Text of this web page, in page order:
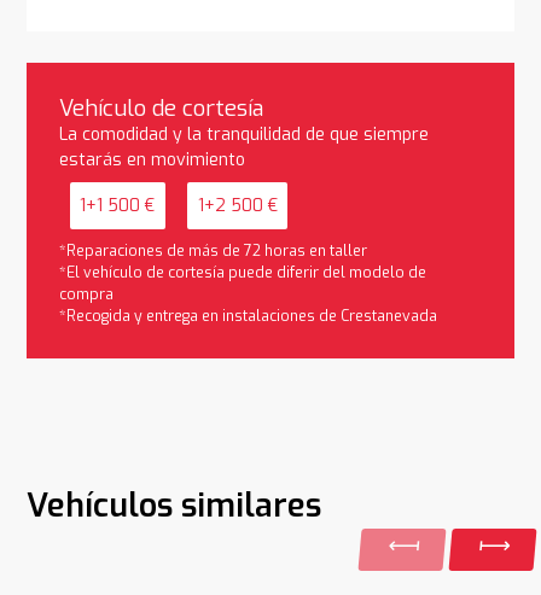
Vehículo de cortesía
La comodidad y la tranquilidad de que siempre
estarás en movimiento
1+1 500 € 1+2 500 €
*Reparaciones de más de 72 horas en taller
*El vehículo de cortesía puede diferir del modelo de
compra
*Recogida y entrega en instalaciones de Crestanevada
Vehículos similares